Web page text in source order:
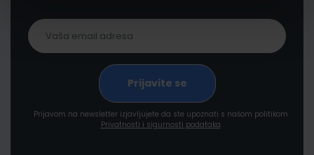
Prijavom na newsletter izjavljujete da ste upoznati s našom politikom
Privatnosti i sigurnosti podataka